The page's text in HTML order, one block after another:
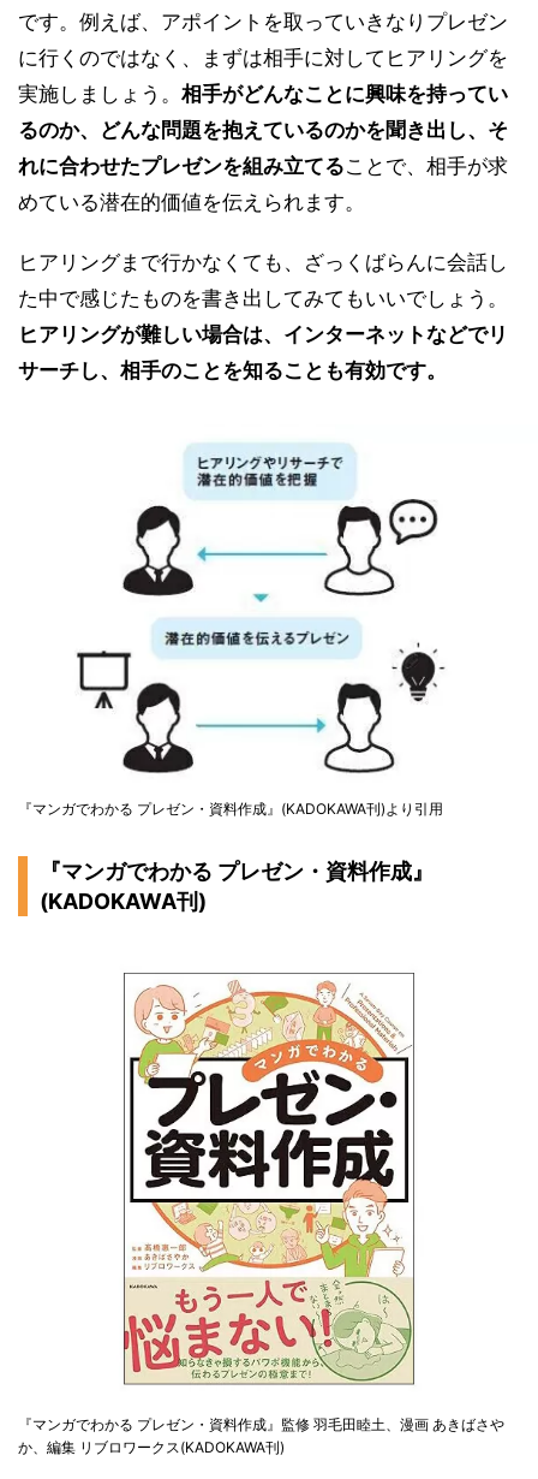
です。例えば、アポイントを取っていきなりプレゼン
に行くのではなく、まずは相手に対してヒアリングを
実施しましょう。 相手がどんなことに興味を持ってい
るのか、どんな問題を抱えているのかを聞き出し、そ
れに合わせたプレゼンを組み立てることで、相手が求
めている潜在的価値を伝えられます。
ヒアリングまで行かなくても、ざっくばらんに会話し
た中で感じたものを書き出してみてもいいでしょう。
ヒアリングが難しい場合は、インターネットなどでリ
サーチし、相手のことを知ることも有効です。
『マンガでわかる プレゼン・資料作成』(KADOKAWA刊)より引用
『マンガでわかる プレゼン・資料作成』
(KADOKAWA刊)
『マンガでわかる プレゼン・資料作成』監修 羽毛田睦土、漫画 あきばさや
か、編集 リブロワークス(KADOKAWA刊)